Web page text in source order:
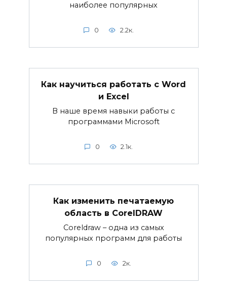
наиболее популярных
0 2.2к.
Как научиться работать с Word
и Excel
В наше время навыки работы с
программами Microsoft
0 2.1к.
Как изменить печатаемую
область в CorelDRAW
Coreldraw – одна из самых
популярных программ для работы
0 2к.